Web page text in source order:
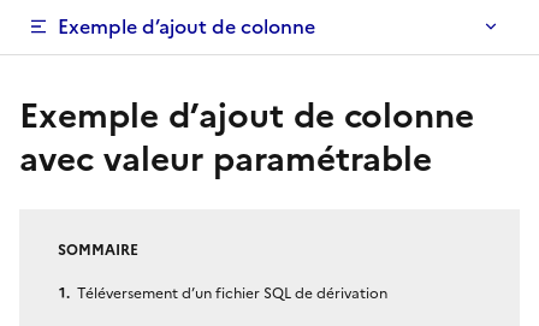
Exemple d’ajout de colonne
Exemple d’ajout de colonne
avec valeur paramétrable
SOMMAIRE
Téléversement d’un fichier SQL de dérivation